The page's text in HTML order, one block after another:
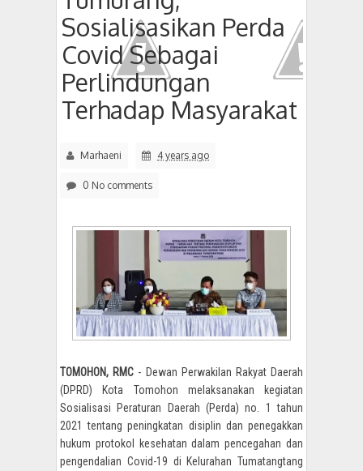
Sosialisasikan Perda
Covid Sebagai
Perlindungan
Terhadap Masyarakat
Marhaeni 4 years ago
0 No comments
TOMOHON, RMC - Dewan Perwakilan Rakyat Daerah
(DPRD) Kota Tomohon melaksanakan kegiatan
Sosialisasi Peraturan Daerah (Perda) no. 1 tahun
2021 tentang peningkatan disiplin dan penegakkan
hukum protokol kesehatan dalam pencegahan dan
pengendalian Covid-19 di Kelurahan Tumatangtang